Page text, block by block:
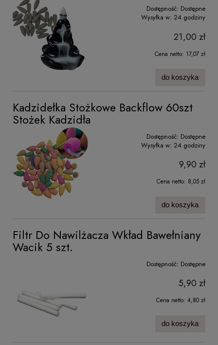
Dostępność: Dostępne
Wysyłka w: 24 godziny
21,00 zł
Cena netto: 17,07 zł
do koszyka
Kadzidełka Stożkowe Backflow 60szt
Stożek Kadzidła
Dostępność: Dostępne
Wysyłka w: 24 godziny
9,90 zł
Cena netto: 8,05 zł
do koszyka
Filtr Do Nawilżacza Wkład Bawełniany
Wacik 5 szt.
Dostępność: Dostępne
5,90 zł
Cena netto: 4,80 zł
do koszyka